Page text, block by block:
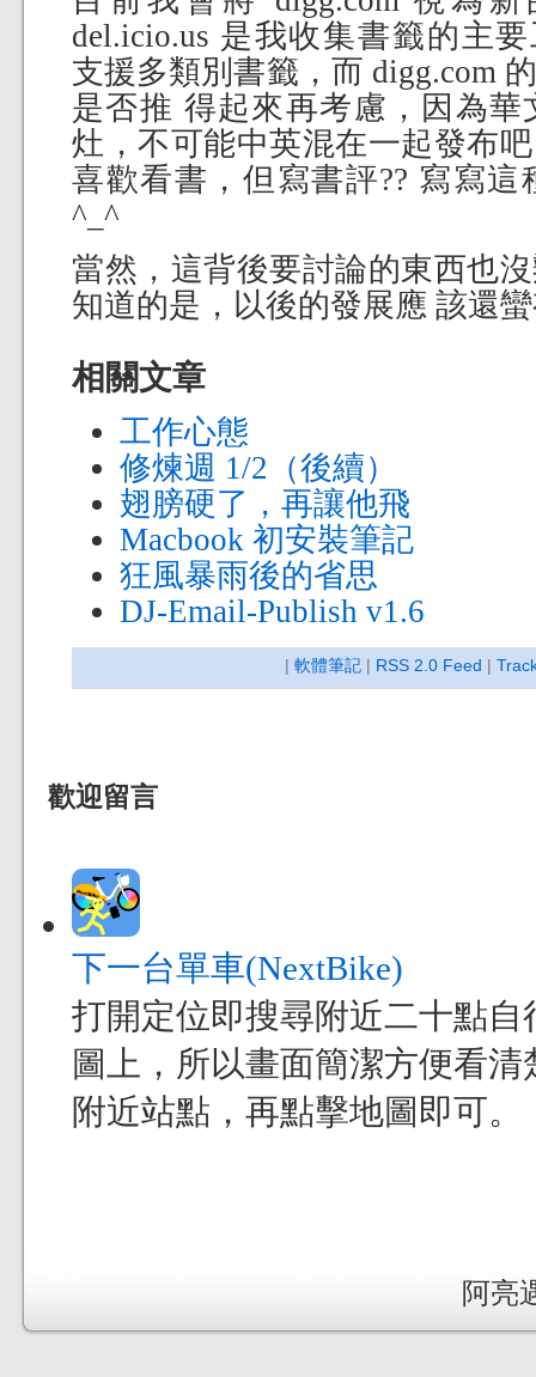
del.icio.us 是我收集書籤的主
支援多類別書籤，而 digg.com
是否推 得起來再考慮，因為
灶，不可能中英混在一起發布
喜歡看書，但寫書評?? 寫寫
^_^
當然，這背後要討論的東西也
知道的是，以後的發展應 該還
相關文章
工作心態
修煉週 1/2（後續）
翅膀硬了，再讓他飛
Macbook 初安裝筆記
狂風暴雨後的省思
DJ-Email-Publish v1.6
| 軟體筆記 | RSS 2.0 Feed |
歡迎留言
下一台單車(NextBike)
打開定位即搜尋附近二十點
圖上，所以畫面簡潔方便看
附近站點，再點擊地圖即可。
阿亮